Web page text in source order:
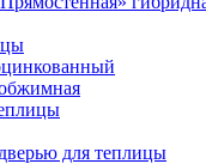
для теплицы